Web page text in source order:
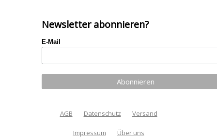
Newsletter abonnieren?
E-Mail
AGB Datenschutz Versand
Impressum Über uns